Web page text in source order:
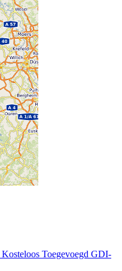
Kosteloos Toegevoegd GDI-